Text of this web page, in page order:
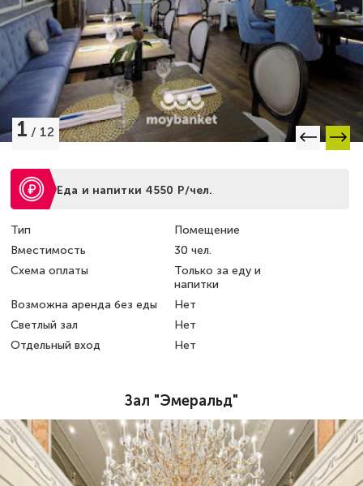
1 / 12
Еда и напитки 4550 Р/чел.
Тип
Помещение
Вместимость
30 чел.
Схема оплаты
Только за еду и
напитки
Возможна аренда без еды
Нет
Светлый зал
Нет
Отдельный вход
Нет
Зал "Эмеральд"